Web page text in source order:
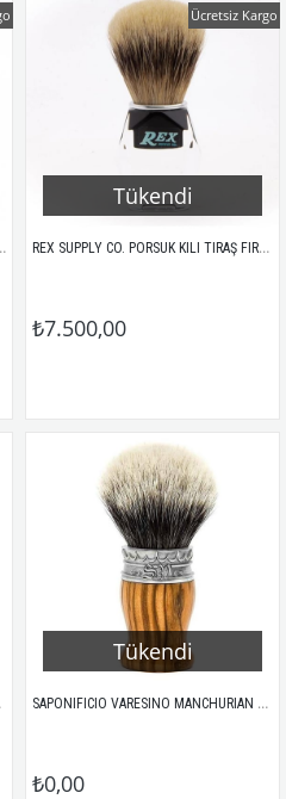
FIRÇASI / BLUE GOLD
Tükendi
REX SUPPLY CO. PORSUK KILI TIRAŞ FIRÇASI
₺7.500,00
Ücretsiz Kargo
Tükendi
SAPONIFICIO VARESINO MANCHURIAN TIRAŞ FIRÇASI ZEYTİN AĞACI
₺0,00